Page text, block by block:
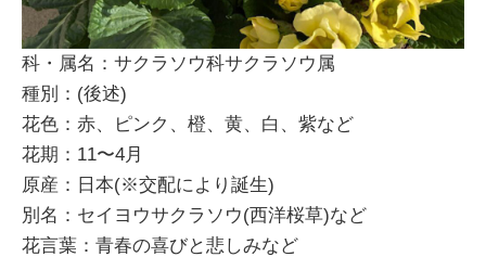
科・属名：サクラソウ科サクラソウ属
種別：(後述)
花色：赤、ピンク、橙、黄、白、紫など
花期：11〜4月
原産：日本(※交配により誕生)
別名：セイヨウサクラソウ(西洋桜草)など
花言葉：青春の喜びと悲しみなど